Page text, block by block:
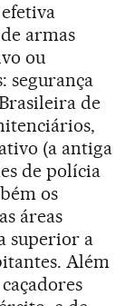
armas
ou
segurança
de
(a antiga
de polícia
os
áreas
superior a
Além